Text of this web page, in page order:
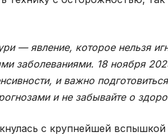
— явление, которое нельзя
заболеваниями. 18 ноября
и важно
и не забывайте о
с крупнейшей вспышкой